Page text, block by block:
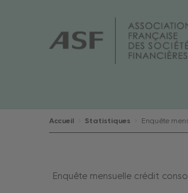
Accueil Statistiques Enquête
Enquête mensuelle crédit